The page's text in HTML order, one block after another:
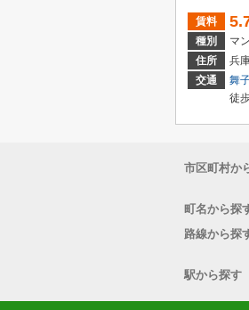
賃料
種別
マ
住所
兵
交通
舞
徒
市区町村か
町名から探
路線から探
駅から探す